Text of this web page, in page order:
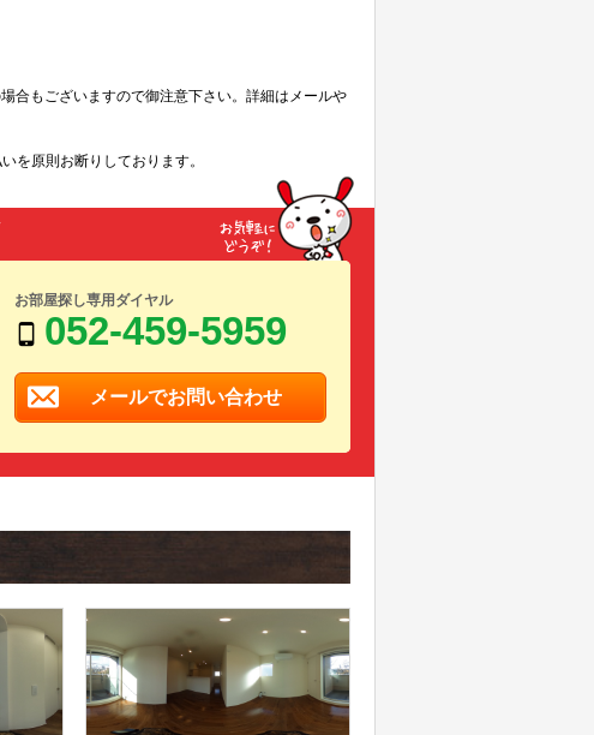
合もございますので御注意下さい。詳細はメールや
を原則お断りしております。
お部屋探し専用ダイヤル
052-459-5959
メールでお問い合わせ